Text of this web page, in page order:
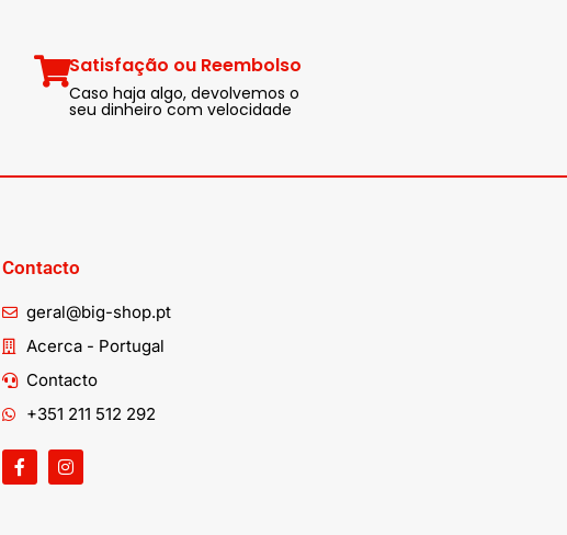
Satisfação ou Reembolso
Caso haja algo, devolvemos o
seu dinheiro com velocidade
Contacto
geral@big-shop.pt
Acerca - Portugal
Contacto
+351 211 512 292